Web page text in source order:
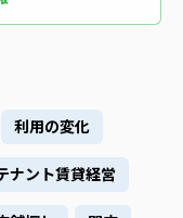
利用の変化
ナント賃貸経営